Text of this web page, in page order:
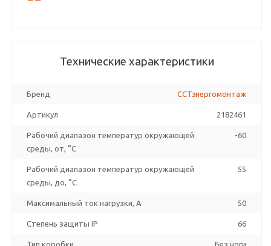
Технические характеристики
Бренд ССТэнергомонтаж
Артикул 2182461
Рабочий диапазон температур окружающей
среды, от, °C
-60
Рабочий диапазон температур окружающей
среды, до, °C
55
Максимальный ток нагрузки, А 50
Степень защиты IP 66
Тип коробки Без ноги